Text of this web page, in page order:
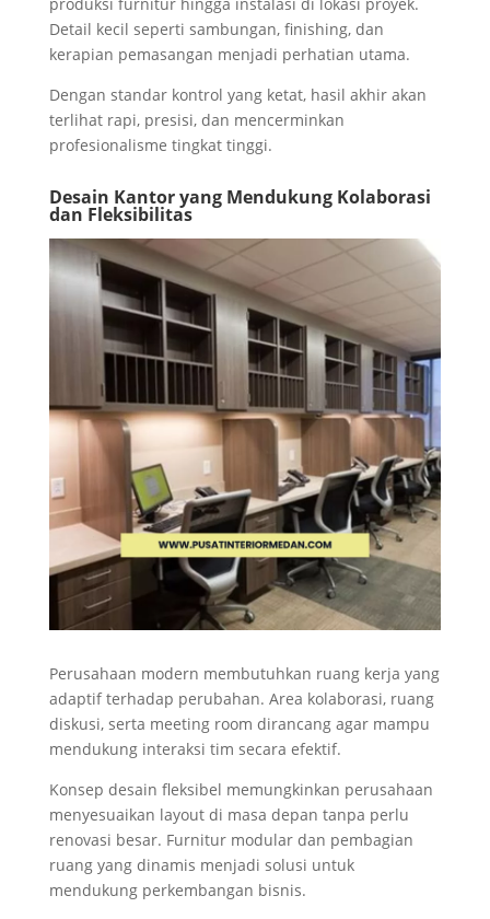
Detail kecil seperti sambungan, finishing, dan
kerapian pemasangan menjadi perhatian utama.
Dengan standar kontrol yang ketat, hasil akhir akan
terlihat rapi, presisi, dan mencerminkan
profesionalisme tingkat tinggi.
Desain Kantor yang Mendukung Kolaborasi
dan Fleksibilitas
Perusahaan modern membutuhkan ruang kerja yang
adaptif terhadap perubahan. Area kolaborasi, ruang
diskusi, serta meeting room dirancang agar mampu
mendukung interaksi tim secara efektif.
Konsep desain fleksibel memungkinkan perusahaan
menyesuaikan layout di masa depan tanpa perlu
renovasi besar. Furnitur modular dan pembagian
ruang yang dinamis menjadi solusi untuk
mendukung perkembangan bisnis.